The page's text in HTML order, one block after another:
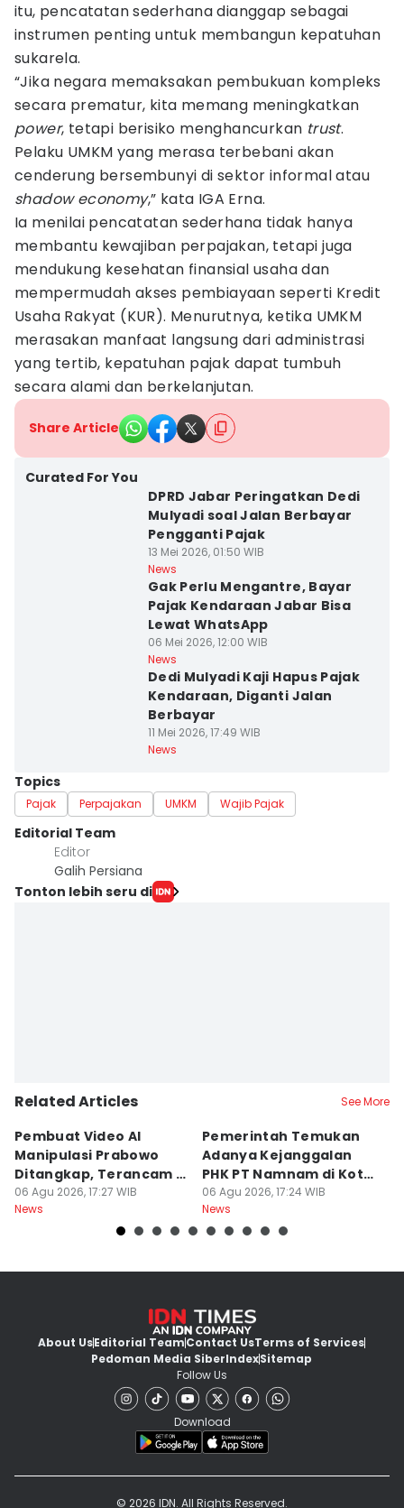
itu, pencatatan sederhana dianggap sebagai
instrumen penting untuk membangun kepatuhan
sukarela.
“Jika negara memaksakan pembukuan kompleks
secara prematur, kita memang meningkatkan
power, tetapi berisiko menghancurkan trust.
Pelaku UMKM yang merasa terbebani akan
cenderung bersembunyi di sektor informal atau
shadow economy,” kata IGA Erna.
Ia menilai pencatatan sederhana tidak hanya
membantu kewajiban perpajakan, tetapi juga
mendukung kesehatan finansial usaha dan
mempermudah akses pembiayaan seperti Kredit
Usaha Rakyat (KUR). Menurutnya, ketika UMKM
merasakan manfaat langsung dari administrasi
yang tertib, kepatuhan pajak dapat tumbuh
secara alami dan berkelanjutan.
Share Article
Curated For You
DPRD Jabar Peringatkan Dedi
Mulyadi soal Jalan Berbayar
Pengganti Pajak
13 Mei 2026, 01:50 WIB
News
Gak Perlu Mengantre, Bayar
Pajak Kendaraan Jabar Bisa
Lewat WhatsApp
06 Mei 2026, 12:00 WIB
News
Dedi Mulyadi Kaji Hapus Pajak
Kendaraan, Diganti Jalan
Berbayar
11 Mei 2026, 17:49 WIB
News
Topics
Pajak Perpajakan UMKM Wajib Pajak
Editorial Team
Editor
Galih Persiana
Tonton lebih seru di
Related Articles See More
Pembuat Video AI
Manipulasi Prabowo
Ditangkap, Terancam 12
Tahun Bui
06 Agu 2026, 17:27 WIB
News
Pemerintah Temukan
Adanya Kejanggalan
PHK PT Namnam di Kota
Cimahi
06 Agu 2026, 17:24 WIB
News
About UsEditorial TeamContact UsTerms of Services
Pedoman Media SiberIndexSitemap
Follow Us
Download
© 2026 IDN. All Rights Reserved.